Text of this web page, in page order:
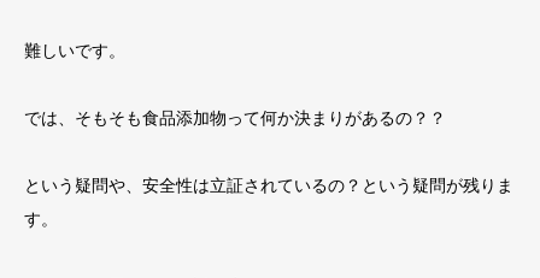
難しいです。
では、そもそも食品添加物って何か決まりがあるの？？
という疑問や、安全性は立証されているの？という疑問が残りま
す。